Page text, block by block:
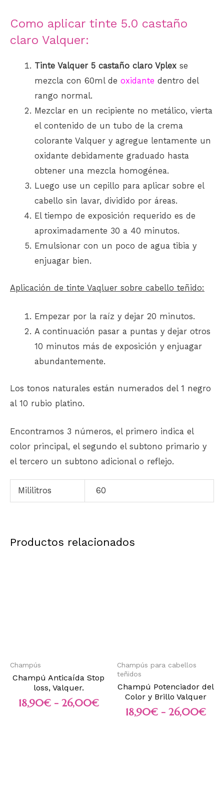
Como aplicar tinte 5.0 castaño
claro Valquer:
Tinte Valquer 5 castaño claro Vplex se
mezcla con 60mldeoxidante dentro del
rango normal.
Mezclar en un recipiente no metálico, vierta
el contenido de un tubo de la crema
colorante Valquer y agregue lentamente un
oxidante debidamente graduado hasta
obtener una mezcla homogénea.
Luego use un cepillo para aplicar sobre el
cabello sin lavar, dividido por áreas.
El tiempo de exposición requerido es de
aproximadamente 30 a 40 minutos.
Emulsionar con un poco de agua tibia y
enjuagar bien.
Aplicación de tinte Vaqluer sobre cabello teñido:
Empezar por la raíz y dejar 20 minutos.
A continuación pasar a puntas y dejar otros
10 minutos más de exposición y enjuagar
abundantemente.
Los tonos naturales están numerados del 1 negro
al 10 rubio platino.
Encontramos 3 números, el primero indica el
color principal, el segundo el subtono primario y
el tercero un subtono adicional o reflejo.
Mililitros 60
Productos relacionados
Champús
Champú Anticaída Stop
loss, Valquer.
18,90€ - 26,00€
Champús para cabellos
teñidos
Champú Potenciador del
Color y Brillo Valquer
18,90€ - 26,00€